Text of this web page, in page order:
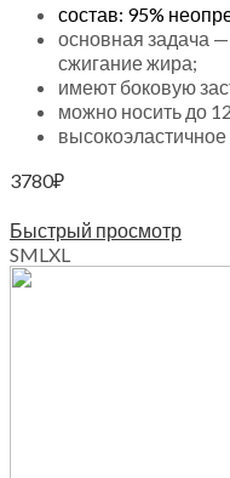
состав: 95%
основная задача
сжигание жира;
имеют боковую
можно носить до
3780₽
Быстрый просмотр
SML XL